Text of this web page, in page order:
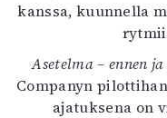
kanssa, kuunnella
Asetelma – ennen
Companyn
ajatuksena on